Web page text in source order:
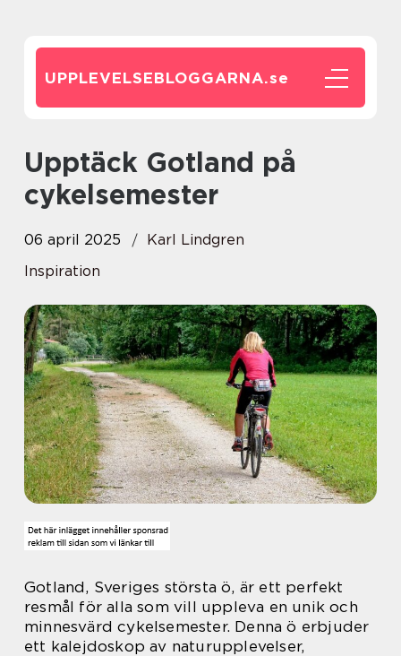
UPPLEVELSEBLOGGARNA.se
Upptäck Gotland på
cykelsemester
06 april 2025
Karl Lindgren
Inspiration
Gotland, Sveriges största ö, är ett perfekt
resmål för alla som vill uppleva en unik och
minnesvärd cykelsemester. Denna ö erbjuder
ett kalejdoskop av naturupplevelser,